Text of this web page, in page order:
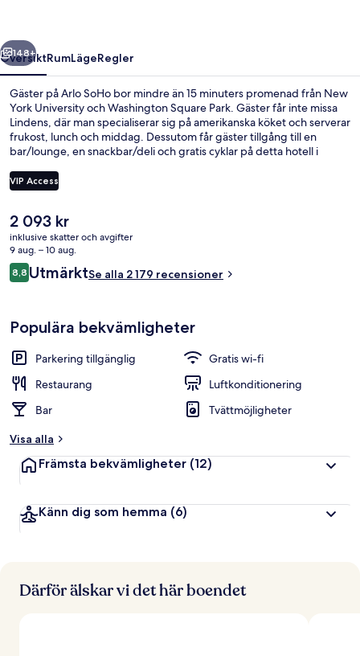
Nästa
148+
ÖversiktRumLägeRegler
Gäster på Arlo SoHo bor mindre än 15 minuters promenad från New
York University och Washington Square Park. Gäster får inte missa
Lindens, där man specialiserar sig på amerikanska köket och serverar
frukost, lunch och middag. Dessutom får gäster tillgång till en
bar/lounge, en snackbar/deli och gratis cyklar på detta hotell i
kollektivtrafik. Canal St. Station (Varick St.) ligger 3 minuter bort och
till Canal St. Station (W. Broadway) tar det inte mer än 5 minuter att
VIP Access
Det
nuvarande
priset
är
2 093 kr
2 093 kr
inklusive skatter och avgifter
9 aug. – 10 aug.
Recensioner
8,88,8 av 10,
UtmärktSe alla 2 179 recensioner
Populära bekvämligheter
Parkering tillgänglig
Gratis wi-fi
Restaurang
Luftkonditionering
Bar
Tvättmöjligheter
Visa alla
Främsta bekvämligheter (12)
Känn dig som hemma (6)
Därför älskar vi det här boendet